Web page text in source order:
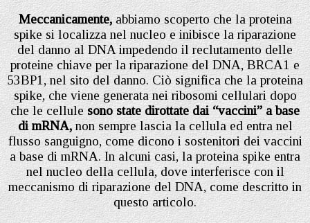
Meccanicamente,abbiamo scoperto che la proteina
spike si localizza nel nucleo e inibisce la riparazione
del danno al DNA impedendo il reclutamento delle
proteine chiave per la riparazione del DNA, BRCA1 e
53BP1, nel sito del danno. Ciò significa che la proteina
spike, che viene generata nei ribosomi cellulari dopo
che le cellule sono state dirottate dai “vaccini” a base
di mRNA,non sempre lascia la cellula ed entra nel
flusso sanguigno, come dicono i sostenitori dei vaccini
a base di mRNA. In alcuni casi, la proteina spike entra
nel nucleo della cellula, dove interferisce con il
meccanismo di riparazione del DNA, come descritto in
questo articolo.